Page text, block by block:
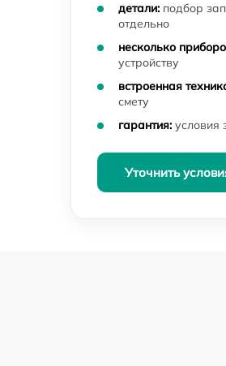
Замена линзы
бинокля Veber
Замена крышки
Замена защёлки
цифрового бинокля
Ремонт датчика
цифрового бинокля
детали: подбор
отдельно
несколько
устройству
встроенная
смету
гарантия: условия
Уточнить